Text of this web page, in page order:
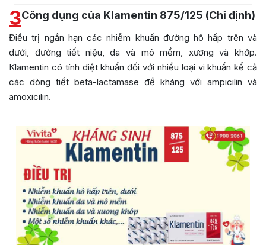
3Công dụng của Klamentin 875/125 (Chỉ định)
Điều trị ngắn hạn các nhiễm khuẩn đường hô hấp trên và
dưới, đường tiết niệu, da và mô mềm, xương và khớp.
Klamentin có tính diệt khuẩn đối với nhiều loại vi khuẩn kể cả
các dòng tiết beta-lactamase đề kháng với ampicilin và
amoxicilin.